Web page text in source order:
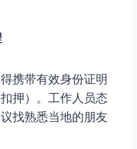
携带有效身份证明
押）。工作人员态
找熟悉当地的朋友